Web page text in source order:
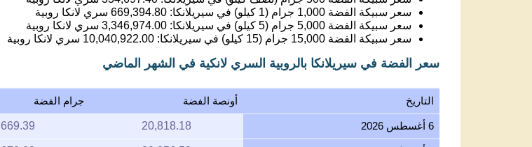
سعر سبيكة الفضة 1,000 جرام (1 كيلو) في سيريلانكا:
669,394.80 سري لانكا روبية
سعر سبيكة الفضة 5,000 جرام (5 كيلو) في سيريلانكا:
3,346,974.00 سري لانكا روبية
سعر سبيكة الفضة 15,000 جرام (15 كيلو) في سيريلانكا:
10,040,922.00 سري لانكا روبية
سعر الفضة في سيريلانكا بالروبية السري لانكية في الشهر الماضي
التاريخ أونصة الفضة جرام الفضة
6 أغسطس 2026 20,818.18
669.39